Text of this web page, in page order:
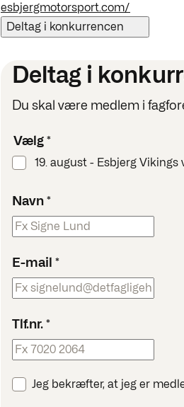
esbjergmotorsport.com/
Deltag i konkurrencen
Deltag i
Du skal være medlem i
Vælg*
19. august - Esbjerg Vikings
Navn*
E-mail *
Tlf.nr.*
Jeg bekræfter, at jeg er